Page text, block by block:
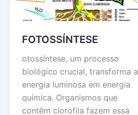
FOTOSSÍNTESE
otossíntese, um processo
biológico crucial, transforma a
energia luminosa em energia
química. Organismos que
contêm clorofila fazem essa